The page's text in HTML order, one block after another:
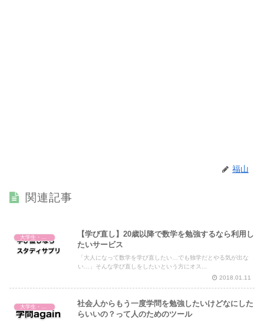
福山
関連記事
【学び直し】20歳以降で数学を勉強するなら利用し
たいサービス
「大人になって数学を学び直したい…でも独学だとやる気が出な
い…」そんな学び直しをしたいという方にオス...
2018.01.11
社会人からもう一度学問を勉強したいけどなにした
らいいの？って人のためのツール